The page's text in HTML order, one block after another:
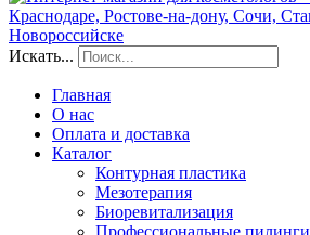
Искать...
Главная
О нас
Оплата и доставка
Каталог
Контурная пластика
Мезотерапия
Биоревитализация
Профессиональные пилинги